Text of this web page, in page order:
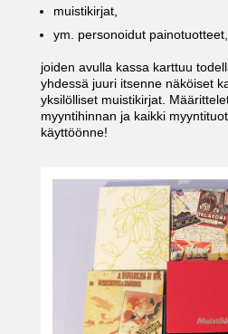
muistikirjat,
ym. personoidut painotuotteet,
joiden avulla kassa karttuu
yhdessä juuri itsenne näköiset
yksilölliset muistikirjat.
myyntihinnan ja kaikki
käyttöönne!